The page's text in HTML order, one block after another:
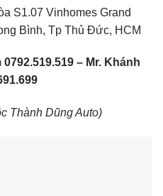
S1.07 Vinhomes Grand
Bình, Tp Thủ Đức, HCM
– Mr. Khánh
Thành Dũng Auto)